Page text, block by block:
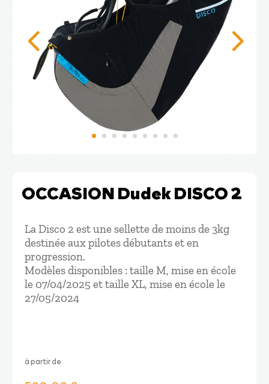
OCCASION Dudek DISCO 2
La Disco 2 est une sellette de moins de 3kg
destinée aux pilotes débutants et en
progression.
Modèles disponibles : taille M, mise en école
le 07/04/2025 et taille XL, mise en école le
27/05/2024
à partir de